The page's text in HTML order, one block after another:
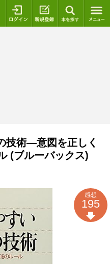
ログイン 新規登録
技術―意図を正しく
(ブルーバックス)
感想
195